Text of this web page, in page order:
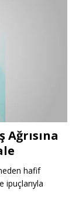
hafif
ipuçlarıyla